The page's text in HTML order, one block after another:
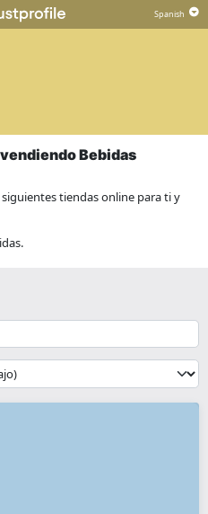
Bebidas
tiendas online para ti y